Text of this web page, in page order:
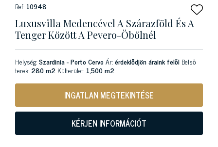
Ref: 10948
Luxusvilla Medencével A Szárazföld És A
Tenger Között A Pevero-Öbölnél
Helység:Szardinia - Porto CervoÁr:érdeklődjön áraink felől Belső
terek: 280 m2 Külterület: 1,500 m2
INGATLAN MEGTEKINTÉSE
KÉRJEN INFORMÁCIÓT